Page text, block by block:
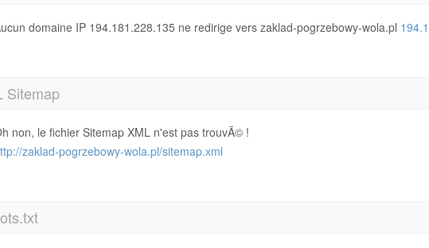
domaine IP 194.181.228.135 ne redirige vers zaklad-pogrzebowy-wola.pl
Sitemap
non, le fichier Sitemap XML n'est pas trouvÃ© !
zaklad-pogrzebowy-wola.pl/sitemap.xml